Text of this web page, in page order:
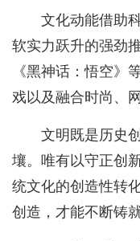
文化动能借助
软实力跃升的强劲
《黑神话：悟空》
戏以及融合时尚、
文明既是历史
壤。唯有以守正创
统文化的创造性转
创造，才能不断铸